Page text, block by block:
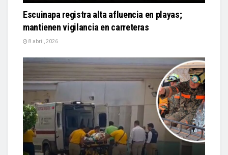
Escuinapa registra alta afluencia en playas;
mantienen vigilancia en carreteras
8 abril, 2026